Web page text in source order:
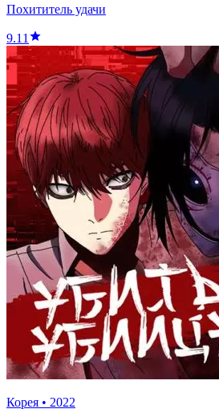
Похититель удачи
9.11
Корея • 2022